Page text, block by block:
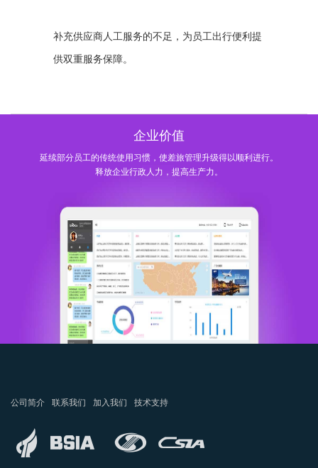
补充供应商人工服务的不足，为员工出行便利提
供双重服务保障。
企业价值
延续部分员工的传统使用习惯，使差旅管理升级得以顺利进行。
释放企业行政人力，提高生产力。
公司简介 联系我们 加入我们 技术支持